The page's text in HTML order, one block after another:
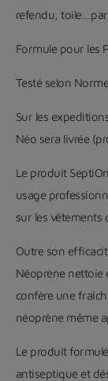
refendu,
Formule pour les
Testé selon
Sur les
Néo sera livrée
Le produit
usage
sur les vêtements
Outre son
Néoprène nettoie
confère une
néoprène même
Le produit
antiseptique et